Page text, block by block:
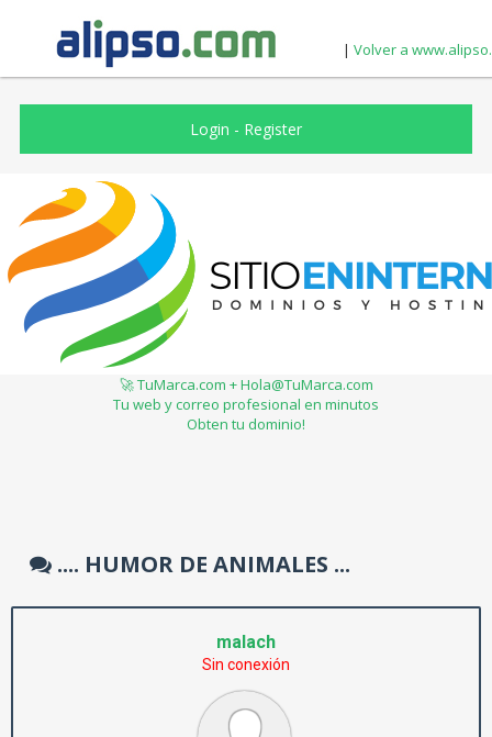
| Volver a
Login - Register
🚀 TuMarca.com + Hola@TuMarca.com
Tu web y correo profesional en minutos
Obten tu dominio!
.... HUMOR DE ANIMALES ...
malach
Sin conexión